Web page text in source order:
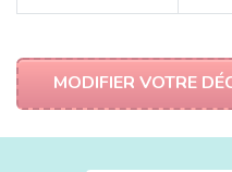
MODIFIER VOTRE